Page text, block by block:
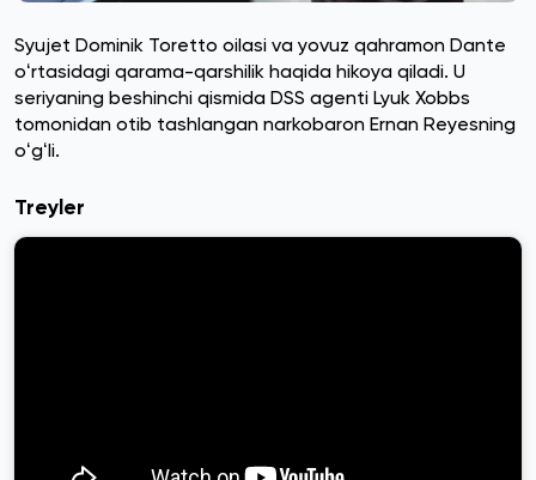
Syujet Dominik Toretto oilasi va yovuz qahramon Dante
oʻrtasidagi qarama-qarshilik haqida hikoya qiladi. U
seriyaning beshinchi qismida DSS agenti Lyuk Xobbs
tomonidan otib tashlangan narkobaron Ernan Reyesning
oʻgʻli.
Treyler